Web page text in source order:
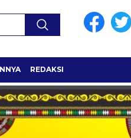
REDAKSI